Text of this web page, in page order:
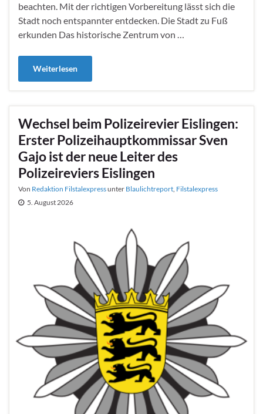
beachten. Mit der richtigen Vorbereitung lässt sich die
Stadt noch entspannter entdecken. Die Stadt zu Fuß
erkunden Das historische Zentrum von …
Weiterlesen
Wechsel beim Polizeirevier Eislingen:
Erster Polizeihauptkommissar Sven
Gajo ist der neue Leiter des
Polizeireviers Eislingen
Von Redaktion Filstalexpressunter Blaulichtreport, Filstalexpress
5. August 2026